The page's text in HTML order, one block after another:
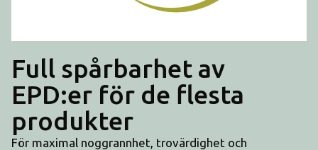
Full spårbarhet av
EPD:er för de flesta
produkter
För maximal noggrannhet, trovärdighet och